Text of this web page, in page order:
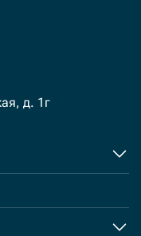
д. 1г